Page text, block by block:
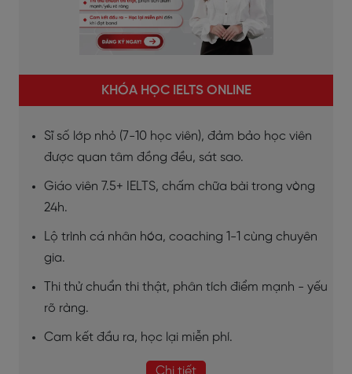
KHÓA HỌC IELTS ONLINE
Sĩ số lớp nhỏ (7-10 học viên), đảm bảo học viên
được quan tâm đồng đều, sát sao.
Giáo viên 7.5+ IELTS, chấm chữa bài trong vòng
24h.
Lộ trình cá nhân hóa, coaching 1-1 cùng chuyên
gia.
Thi thử chuẩn thi thật, phân tích điểm mạnh - yếu
rõ ràng.
Cam kết đầu ra, học lại miễn phí.
Chi tiết